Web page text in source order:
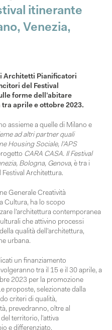
itinerante
Venezia,
Architetti Pianificatori
del Festival
forme dell’abitare
aprile e ottobre 2023.
assieme a quelle di Milano e
ad altri partner quali
Housing Sociale, l’APS
CARA CASA. Il Festival
Bologna, Genova, è tra i
Festival Architettura.
Generale Creatività
Cultura, ha lo scopo
l’architettura contemporanea
che attivino processi
qualità dell’architettura,
urbana.
un finanziamento
tra il 15 e il 30 aprile, a
2023 per la promozione
proposte, selezionate dalla
criteri di qualità,
, prevedranno, oltre al
territorio, l’attiva
e differenziato.